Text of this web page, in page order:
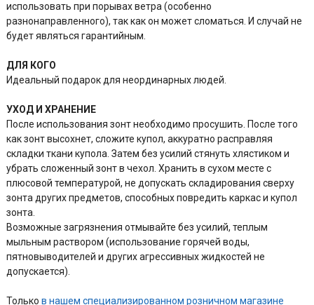
использовать при порывах ветра (особенно
разнонаправленного), так как он может сломаться. И случай не
будет являться гарантийным.
ДЛЯ КОГО
Идеальный подарок для неординарных людей.
УХОД И ХРАНЕНИЕ
После использования зонт необходимо просушить. После того
как зонт высохнет, сложите купол, аккуратно расправляя
складки ткани купола. Затем без усилий стянуть хлястиком и
убрать сложенный зонт в чехол. Хранить в сухом месте с
плюсовой температурой, не допускать складирования сверху
зонта других предметов, способных повредить каркас и купол
зонта.
Возможные загрязнения отмывайте без усилий, теплым
мыльным раствором (использование горячей воды,
пятновыводителей и других агрессивных жидкостей не
допускается).
Тольков нашем специализированном розничном магазине